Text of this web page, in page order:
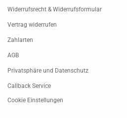
Widerrufsrecht & Widerrufsformular
Vertrag widerrufen
Zahlarten
AGB
Privatsphäre und Datenschutz
Callback Service
Cookie Einstellungen